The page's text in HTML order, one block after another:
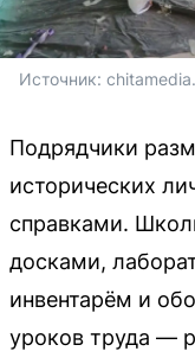
Источник:
Подрядчики
исторических
справками.
досками,
инвентарём и
уроков труда —